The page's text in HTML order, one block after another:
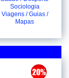
Sociologia
Viagens / Guias /
Mapas